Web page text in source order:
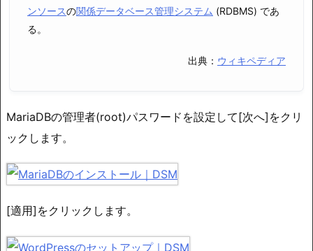
ンソースの関係データベース管理システム (RDBMS) であ
る。
出典： ウィキペディア
MariaDBの管理者(root)パスワードを設定して[次へ]をクリ
ックします。
[適用]をクリックします。